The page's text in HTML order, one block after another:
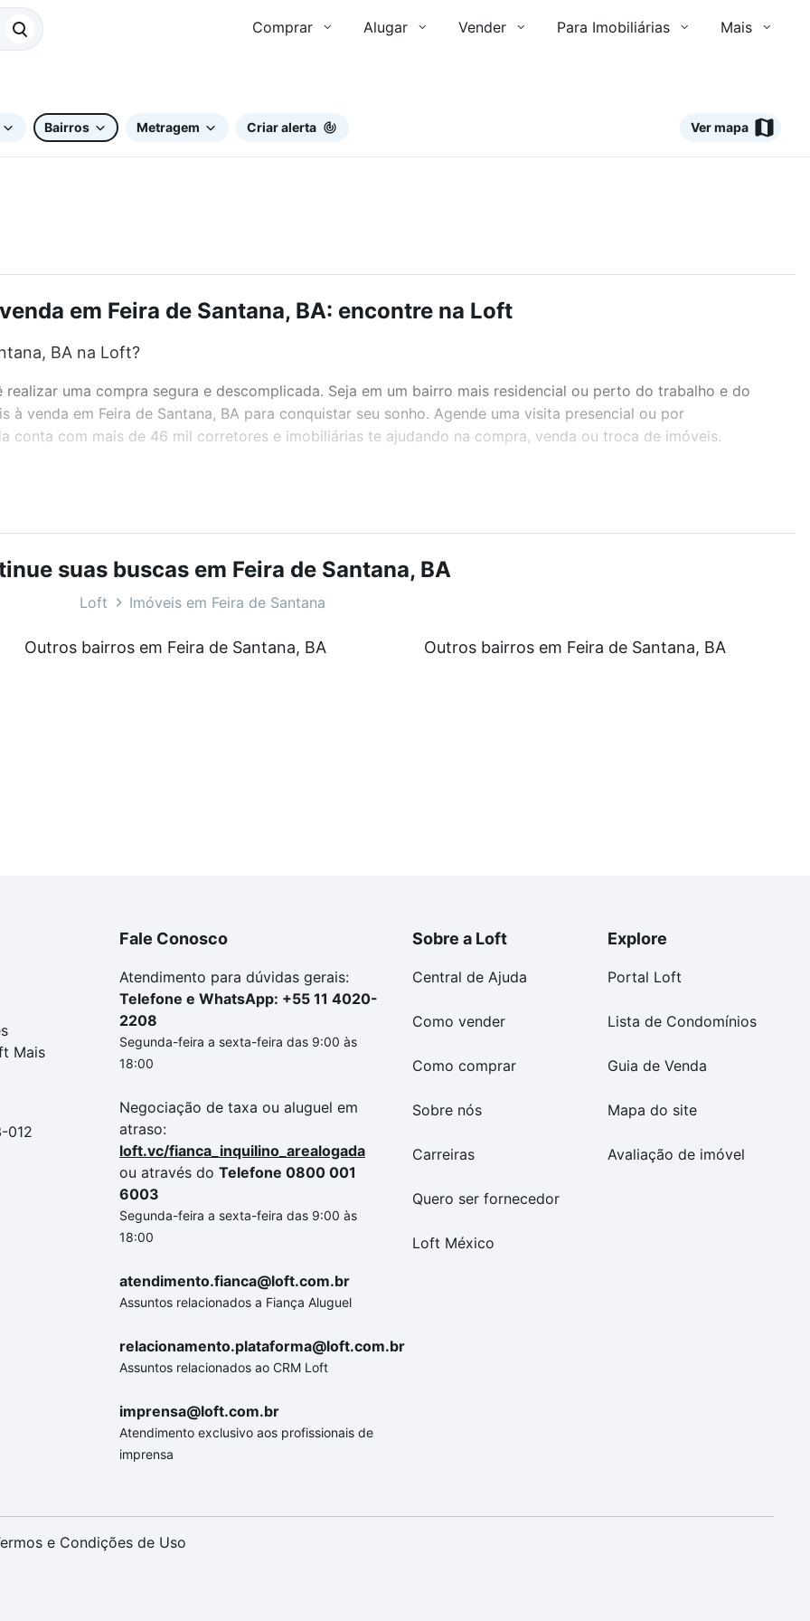
Comprar Alugar Vender Para Imobiliárias Mais
Bairros Metragem Criar alerta Ver mapa
em Feira de Santana, BA: encontre na Loft
BA na Loft?
uma compra segura e descomplicada. Seja em um bairro mais residencial ou perto do trabalho e do
venda em Feira de Santana, BA para conquistar seu sonho. Agende uma visita presencial ou por
conta com mais de 46 mil corretores e imobiliárias te ajudando na compra, venda ou troca de imóveis.
o preço, metragem e comodidades, como piscina, academia, salão de festas ou área verde e encontrar
na Loft.
Se ainda tem alguma dúvida dos custos envolvidos no processo de compra, veja em nosso portal quanto
suas buscas em Feira de Santana, BA
Loft Imóveis em Feira de Santana
Outros bairros em Feira de Santana, BA Outros bairros em Feira de Santana, BA
Mais
012
Fale Conosco
Atendimento para dúvidas gerais:
Telefone e WhatsApp: +55 11 4020-
2208
Segunda-feira a sexta-feira das 9:00 às
18:00
Negociação de taxa ou aluguel em
atraso:
loft.vc/fianca_inquilino_arealogada
ou através do Telefone 0800 001
6003
Segunda-feira a sexta-feira das 9:00 às
18:00
atendimento.fianca@loft.com.br
Assuntos relacionados a Fiança Aluguel
relacionamento.plataforma@loft.com.br
Assuntos relacionados ao CRM Loft
imprensa@loft.com.br
Atendimento exclusivo aos profissionais de
imprensa
Sobre a Loft
Central de Ajuda
Como vender
Como comprar
Sobre nós
Carreiras
Quero ser fornecedor
Loft México
Explore
Portal Loft
Lista de Condomínios
Guia de Venda
Mapa do site
Avaliação de imóvel
e Condições de Uso